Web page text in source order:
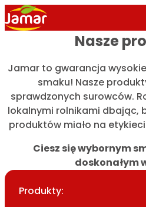
Nasze
Jamar to gwarancja
smaku! Nasze
sprawdzonych surowców.
lokalnymi rolnikami dbając,
produktów miało na
Ciesz się wybornym
doskonałym
Produkty: